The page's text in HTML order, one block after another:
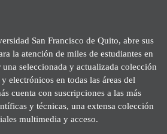
San Francisco de Quito, abre sus
la atención de miles de estudiantes en
seleccionada y actualizada colección
electrónicos en todas las áreas del
cuenta con suscripciones a las más
y técnicas, una extensa colección
multimedia y acceso.